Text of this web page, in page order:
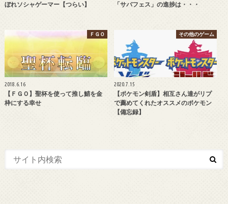
ぼれソシャゲーマー【つらい】
「サバフェス」の進捗は・・・
ＦＧＯ
2018.6.16
【ＦＧＯ】聖杯を使って推し鯖を金
枠にする幸せ
その他のゲーム
2020.7.15
【ポケモン剣盾】相互さん達がリプ
で薦めてくれたオススメのポケモン
【備忘録】